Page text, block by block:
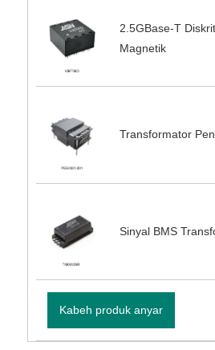
2.5GBase-T
Magnetik
Transformator
Sinyal BMS
Kabeh produk anyar